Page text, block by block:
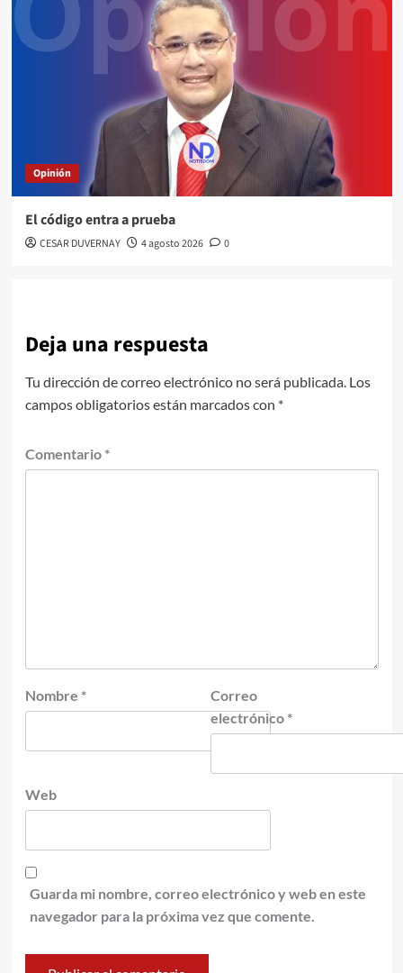
Opinión
El código entra a prueba
CESAR DUVERNAY 4 agosto 2026 0
Deja una respuesta
Tu dirección de correo electrónico no será publicada. Los
campos obligatorios están marcados con *
Comentario *
Nombre *
Correo
electrónico *
Web
Guarda mi nombre, correo electrónico y web en este
navegador para la próxima vez que comente.